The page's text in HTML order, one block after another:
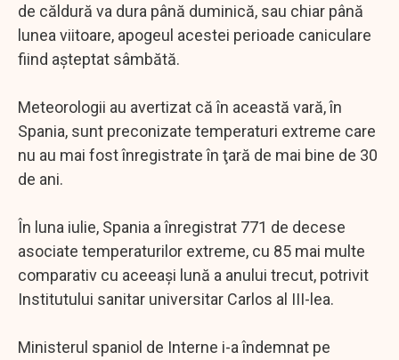
de căldură va dura până duminică, sau chiar până
lunea viitoare, apogeul acestei perioade caniculare
fiind aşteptat sâmbătă.
Meteorologii au avertizat că în această vară, în
Spania, sunt preconizate temperaturi extreme care
nu au mai fost înregistrate în ţară de mai bine de 30
de ani.
În luna iulie, Spania a înregistrat 771 de decese
asociate temperaturilor extreme, cu 85 mai multe
comparativ cu aceeaşi lună a anului trecut, potrivit
Institutului sanitar universitar Carlos al III-lea.
Ministerul spaniol de Interne i-a îndemnat pe